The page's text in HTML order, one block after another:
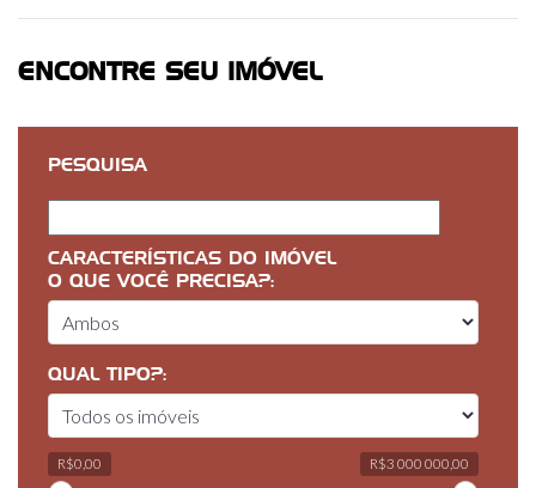
ENCONTRE SEU IMÓVEL
PESQUISA
CARACTERÍSTICAS DO IMÓVEL
O QUE VOCÊ PRECISA?:
QUAL TIPO?:
R$0,00 R$3 000 000,00